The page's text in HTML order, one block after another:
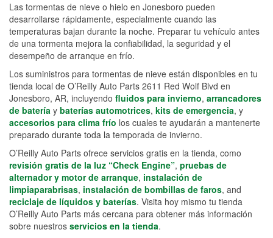
Las tormentas de nieve o hielo en Jonesboro pueden
desarrollarse rápidamente, especialmente cuando las
temperaturas bajan durante la noche. Preparar tu vehículo antes
de una tormenta mejora la confiabilidad, la seguridad y el
desempeño de arranque en frío.
Los suministros para tormentas de nieve están disponibles en tu
tienda local de O’Reilly Auto Parts 2611 Red Wolf Blvd en
Jonesboro, AR, incluyendo fluidos para invierno, arrancadores
de batería y baterías automotrices, kits de emergencia, y
accesorios para clima frío los cuales te ayudarán a mantenerte
preparado durante toda la temporada de invierno.
O’Reilly Auto Parts ofrece servicios gratis en la tienda, como
revisión gratis de la luz “Check Engine”, pruebas de
alternador y motor de arranque, instalación de
limpiaparabrisas, instalación de bombillas de faros, and
reciclaje de líquidos y baterías. Visita hoy mismo tu tienda
O’Reilly Auto Parts más cercana para obtener más información
sobre nuestros servicios en la tienda.